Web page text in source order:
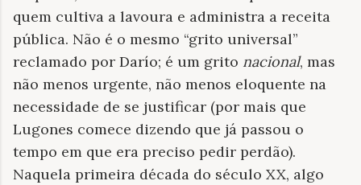
quem cultiva a lavoura e administra a receita
pública. Não é o mesmo “grito universal”
reclamado por Darío; é um grito nacional, mas
não menos urgente, não menos eloquente na
necessidade de se justificar (por mais que
Lugones comece dizendo que já passou o
tempo em que era preciso pedir perdão).
Naquela primeira década do século XX, algo